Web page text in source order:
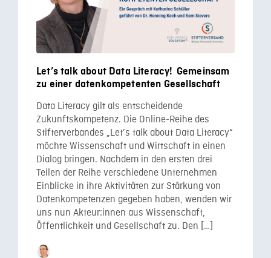
Let’s talk about Data Literacy! Gemeinsam
zu einer datenkompetenten Gesellschaft
Data Literacy gilt als entscheidende
Zukunftskompetenz. Die Online-Reihe des
Stifterverbandes „Let’s talk about Data Literacy“
möchte Wissenschaft und Wirtschaft in einen
Dialog bringen. Nachdem in den ersten drei
Teilen der Reihe verschiedene Unternehmen
Einblicke in ihre Aktivitäten zur Stärkung von
Datenkompetenzen gegeben haben, wenden wir
uns nun Akteur:innen aus Wissenschaft,
Öffentlichkeit und Gesellschaft zu. Den […]